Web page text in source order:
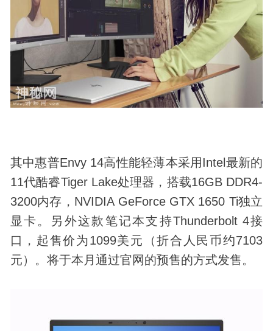
其中惠普Envy 14高性能轻薄本采用Intel最新的
11代酷睿Tiger Lake处理器，搭载16GB DDR4-
3200内存，NVIDIA GeForce GTX 1650 Ti独立
显卡。另外这款笔记本支持Thunderbolt 4接
口，起售价为1099美元（折合人民币约7103
元）。将于本月通过官网的预售的方式发售。